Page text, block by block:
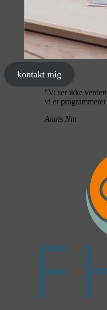
kontakt mig
"Vi ser ikke
vi er
Anais Nin